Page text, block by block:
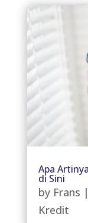
Apa
di Sini
by Frans |
Kredit